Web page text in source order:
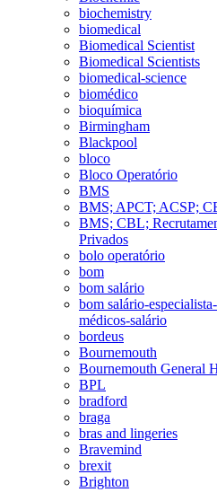
biochemistry
biomedical
Biomedical Scientist
Biomedical Scientists
biomedical-science
biomédico
bioquímica
Birmingham
Blackpool
bloco
Bloco Operatório
BMS
BMS; APCT; ACSP;
BMS; CBL;
Privados
bolo operatório
bom
bom salário
bom salário-
médicos-salário
bordeus
Bournemouth
Bournemouth General
BPL
bradford
braga
bras and lingeries
Bravemind
brexit
Brighton